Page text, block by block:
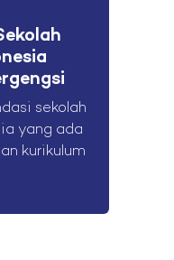
sekolah
yang ada
kurikulum